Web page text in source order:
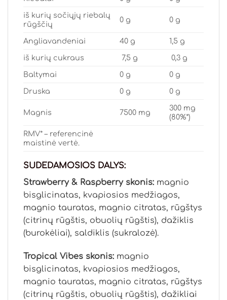
iš kurių sočiųjų riebalų
rūgščių
0 g 0 g
Angliavandeniai 40 g 1,5 g
iš kurių cukraus 7,5 g 0,3 g
Baltymai 0 g 0 g
Druska 0 g 0 g
Magnis 7500 mg
300 mg
(80%*)
RMV* – referencinė
maistinė vertė.
SUDEDAMOSIOS DALYS:
Strawberry & Raspberry skonis: magnio
bisglicinatas, kvapiosios medžiagos,
magnio tauratas, magnio citratas, rūgštys
(citrinų rūgštis, obuolių rūgštis), dažiklis
(burokėliai), saldiklis (sukralozė).
Tropical Vibes skonis: magnio
bisglicinatas, kvapiosios medžiagos,
magnio tauratas, magnio citratas, rūgštys
(citrinų rūgštis, obuolių rūgštis), dažikliai